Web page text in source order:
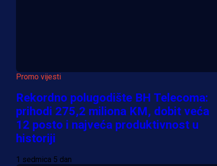
Promo vijesti
Rekordno polugodište BH Telecoma:
prihodi 275,2 miliona KM, dobit veća
12 posto i najveća produktivnost u
historiji
1 sedmica 5 dan